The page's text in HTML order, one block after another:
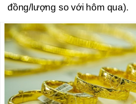
đồng/lượng so với hôm qua).